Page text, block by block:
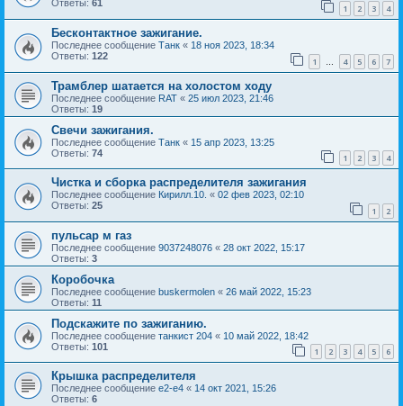
Ответы: 61 1 2 3 4
Бесконтактное зажигание.
Последнее сообщение Танк « 18 ноя 2023, 18:34
Ответы: 122 1 4 5 6 7
Трамблер шатается на холостом ходу
Последнее сообщение RAT « 25 июл 2023, 21:46
Ответы: 19
Свечи зажигания.
Последнее сообщение Танк « 15 апр 2023, 13:25
Ответы: 74 1 2 3 4
Чистка и сборка распределителя зажигания
Последнее сообщение Кирилл.10. « 02 фев 2023, 02:10
Ответы: 25 1 2
пульсар м газ
Последнее сообщение 9037248076 « 28 окт 2022, 15:17
Ответы: 3
Коробочка
Последнее сообщение buskermolen « 26 май 2022, 15:23
Ответы: 11
Подскажите по зажиганию.
Последнее сообщение танкист 204 « 10 май 2022, 18:42
Ответы: 101 1 2 3 4 5 6
Крышка распределителя
Последнее сообщение e2-e4 « 14 окт 2021, 15:26
Ответы: 6